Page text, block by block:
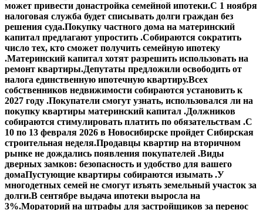
может привести донастройка семейной ипотеки.С 1 ноября
налоговая служба будет списывать долги граждан без
решения суда.Покупку частного дома на материнский
капитал предлагают упростить .Собираются сократить
число тех, кто сможет получить семейную ипотеку
.Материнский капитал хотят разрешить использовать на
ремонт квартиры.Депутаты предложили освободить от
налога единственную ипотечную квартиру.Всех
собственников недвижимости собираются установить к
2027 году .Покупатели смогут узнать, использовался ли на
покупку квартиры материнский капитал .Должников
собираются стимулировать платить по обязательствам .С
10 по 13 февраля 2026 в Новосибирске пройдет Сибирская
строительная неделя.Продавцы квартир на вторичном
рынке не дождались появления покупателей .Виды
дверных замков: безопасность и удобство для вашего
домаПустующие квартиры собираются изымать .У
многодетных семей не смогут изъять земельный участок за
долги.В сентябре выдача ипотеки выросла на
3%.Мораторий на штрафы для застройщиков за перенос